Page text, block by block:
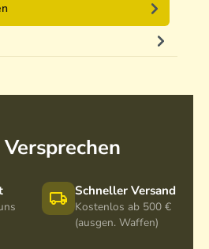
Schneller Versand
Kostenlos ab 500 €
(ausgen. Waffen)